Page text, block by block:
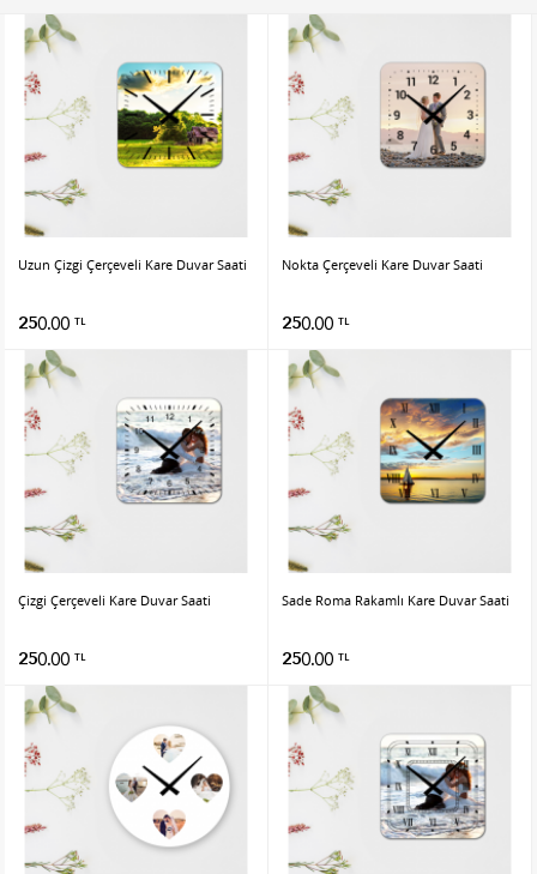
Uzun Çizgi Çerçeveli Kare Duvar Saati
250.00 TL
Nokta Çerçeveli Kare Duvar Saati
250.00 TL
Çizgi Çerçeveli Kare Duvar Saati
250.00 TL
Sade Roma Rakamlı Kare Duvar Saati
250.00 TL